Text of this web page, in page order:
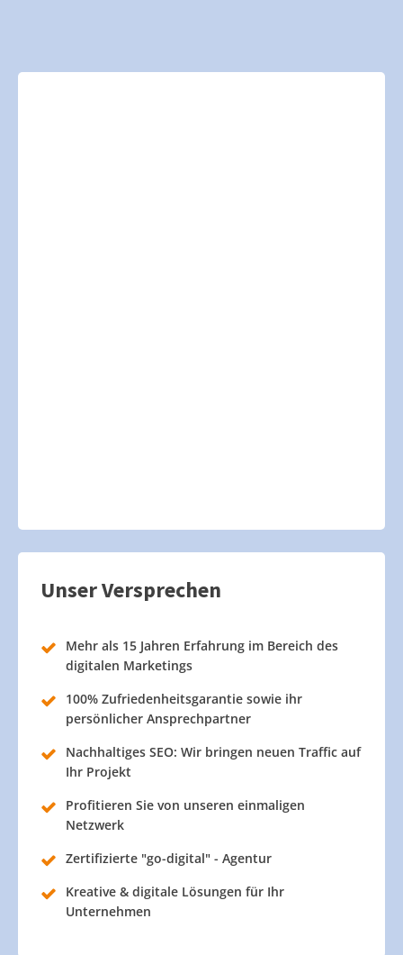
Unser Versprechen
Mehr als 15 Jahren Erfahrung im Bereich des
digitalen Marketings
100% Zufriedenheitsgarantie sowie ihr
persönlicher Ansprechpartner
Nachhaltiges SEO: Wir bringen neuen Traffic auf
Ihr Projekt
Profitieren Sie von unseren einmaligen
Netzwerk
Zertifizierte "go-digital" - Agentur
Kreative & digitale Lösungen für Ihr
Unternehmen